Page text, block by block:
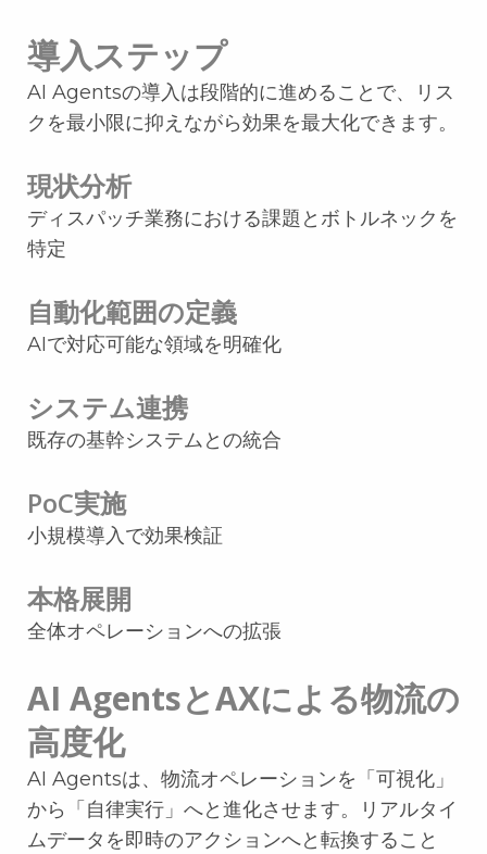
導入ステップ
AI Agentsの導入は段階的に進めることで、リス
クを最小限に抑えながら効果を最大化できます。
現状分析
ディスパッチ業務における課題とボトルネックを
特定
自動化範囲の定義
AIで対応可能な領域を明確化
システム連携
既存の基幹システムとの統合
PoC実施
小規模導入で効果検証
本格展開
全体オペレーションへの拡張
AI AgentsとAXによる物流の
高度化
AI Agentsは、物流オペレーションを「可視化」
から「自律実行」へと進化させます。リアルタイ
ムデータを即時のアクションへと転換すること